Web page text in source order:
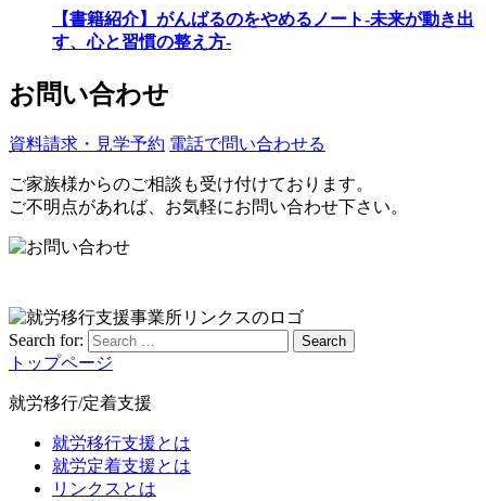
【書籍紹介】がんばるのをやめるノート-未来が動き出
す、心と習慣の整え方-
お問い合わせ
資料請求・見学予約 電話で問い合わせる
ご家族様からのご相談も受け付けております。
ご不明点があれば、お気軽にお問い合わせ下さい。
Search for: Search
トップページ
就労移行/定着支援
就労移行支援とは
就労定着支援とは
リンクスとは